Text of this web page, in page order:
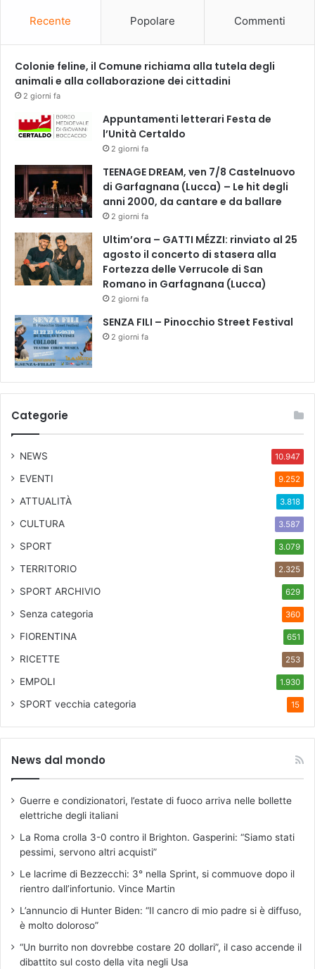
Recente Popolare Commenti
Colonie feline, il Comune richiama alla tutela degli
animali e alla collaborazione dei cittadini
2 giorni fa
Appuntamenti letterari Festa de
l’Unità Certaldo
2 giorni fa
TEENAGE DREAM, ven 7/8 Castelnuovo
di Garfagnana (Lucca) – Le hit degli
anni 2000, da cantare e da ballare
2 giorni fa
Ultim’ora – GATTI MÉZZI: rinviato al 25
agosto il concerto di stasera alla
Fortezza delle Verrucole di San
Romano in Garfagnana (Lucca)
2 giorni fa
SENZA FILI – Pinocchio Street Festival
2 giorni fa
Categorie
NEWS 10.947
EVENTI 9.252
ATTUALITÀ 3.818
CULTURA 3.587
SPORT 3.079
TERRITORIO 2.325
SPORT ARCHIVIO 629
Senza categoria 360
FIORENTINA 651
RICETTE 253
EMPOLI 1.930
SPORT vecchia categoria 15
News dal mondo
Guerre e condizionatori, l’estate di fuoco arriva nelle bollette
elettriche degli italiani
La Roma crolla 3-0 contro il Brighton. Gasperini: “Siamo stati
pessimi, servono altri acquisti”
Le lacrime di Bezzecchi: 3° nella Sprint, si commuove dopo il
rientro dall’infortunio. Vince Martin
L’annuncio di Hunter Biden: “Il cancro di mio padre si è diffuso,
è molto doloroso”
“Un burrito non dovrebbe costare 20 dollari”, il caso accende il
dibattito sul costo della vita negli Usa